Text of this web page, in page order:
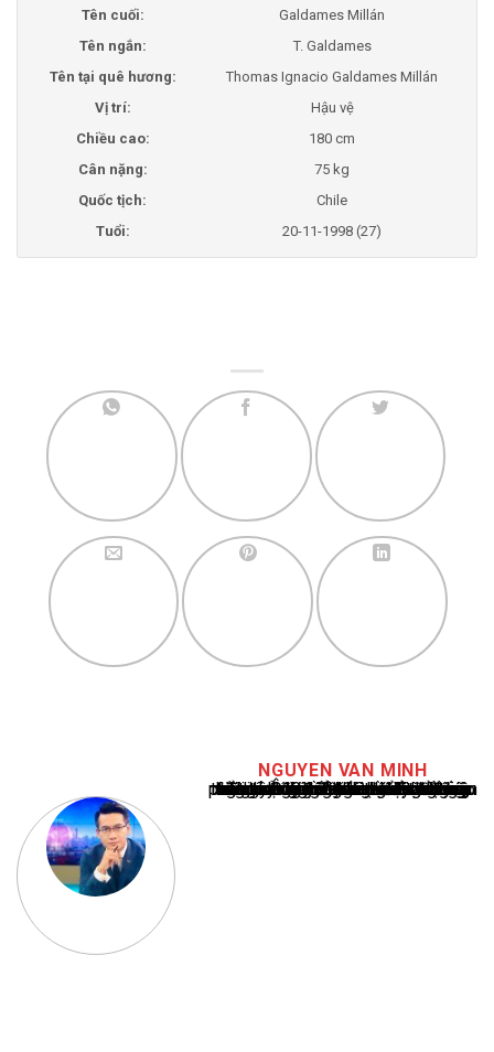
Tên cuối:
Galdames Millán
Tên ngắn:
T. Galdames
Tên tại quê hương:
Thomas Ignacio Galdames Millán
Vị trí:
Hậu vệ
Chiều cao:
180 cm
Cân nặng:
75 kg
Quốc tịch:
Chile
Tuổi:
20-11-1998 (27)
NGUYEN VAN MINH
Nguyễn Văn Minh là một trong những chuyên gia hàng đầu về báo cáo tin tức thể thao tại Việt Nam, với hơn 10 năm hoạt động trong ngành. Ông có kiến thức sâu rộng và kinh nghiệm đáng kể trong việc phân tích và báo cáo về các sự kiện thể thao hàng đầu. Sự hiểu biết sâu sắc của ông về ngành này đã giúp ông xây dựng uy tín và danh tiếng trong cộng đồng báo chí thể thao.